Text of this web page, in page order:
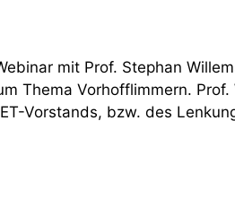
mit Prof. Stephan
Thema Vorhofflimmern.
Vorstands, bzw. des